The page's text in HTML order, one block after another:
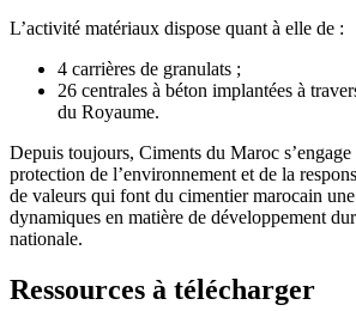
L’activité matériaux dispose quant à elle de :
4 carrières de granulats ;
26 centrales à béton implantées à
du Royaume.
Depuis toujours, Ciments du Maroc
protection de l’environnement et de la
de valeurs qui font du cimentier marocain
dynamiques en matière de développement
nationale.
Ressources à télécharger